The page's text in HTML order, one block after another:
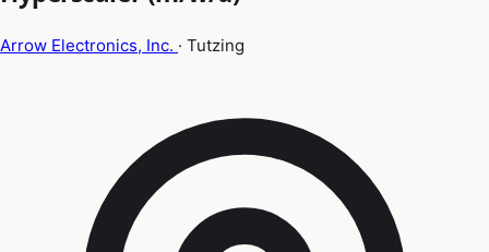
Arrow Electronics, Inc. · Tutzing